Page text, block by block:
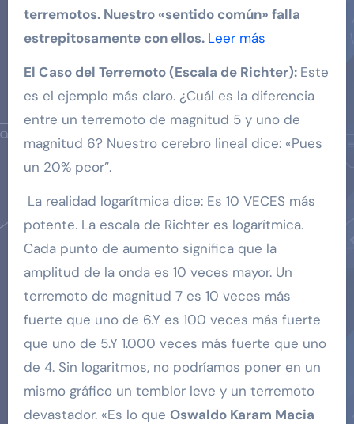
terremotos. Nuestro «sentido común» falla
estrepitosamente con ellos. Leer más
El Caso del Terremoto (Escala de Richter): Este
es el ejemplo más claro. ¿Cuál es la diferencia
entre un terremoto de magnitud 5 y uno de
magnitud 6? Nuestro cerebro lineal dice: «Pues
un 20% peor”.
La realidad logarítmica dice: Es 10 VECES más
potente. La escala de Richter es logarítmica.
Cada punto de aumento significa que la
amplitud de la onda es 10 veces mayor. Un
terremoto de magnitud 7 es 10 veces más
fuerte que uno de 6.Y es 100 veces más fuerte
que uno de 5.Y 1.000 veces más fuerte que uno
de 4. Sin logaritmos, no podríamos poner en un
mismo gráfico un temblor leve y un terremoto
devastador. «Es lo que Oswaldo Karam Macia